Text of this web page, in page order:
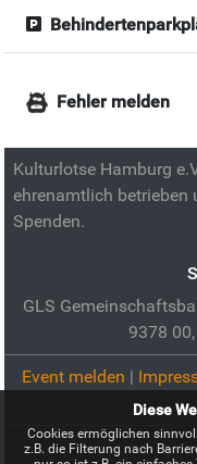
Fehler melden
Kulturlotse Hamburg
ehrenamtlich betrieben
Spenden.
GLS
9378
Event melden |
Diese
Cookies ermöglichen
z.B. die Filterung nach